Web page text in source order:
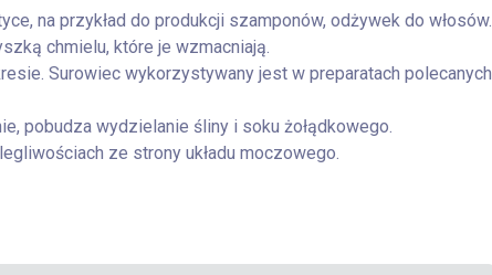
na przykład do produkcji szamponów, odżywek do włosów.
chmielu, które je wzmacniają.
Surowiec wykorzystywany jest w preparatach polecanych
pobudza wydzielanie śliny i soku żołądkowego.
ze strony układu moczowego.